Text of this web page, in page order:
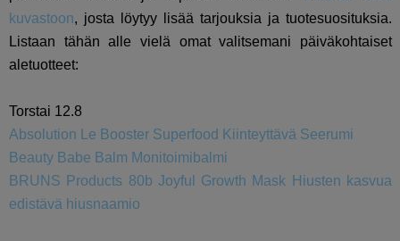
kuvastoon, josta löytyy lisää tarjouksia ja tuotesuosituksia.
Listaan tähän alle vielä omat valitsemani päiväkohtaiset
aletuotteet:
Torstai 12.8
Absolution Le Booster Superfood Kiinteyttävä Seerumi
Beauty Babe Balm Monitoimibalmi
BRUNS Products 80b Joyful Growth Mask Hiusten kasvua
edistävä hiusnaamio